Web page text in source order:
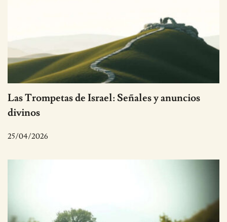
Las Trompetas de Israel: Señales y anuncios
divinos
25/04/2026